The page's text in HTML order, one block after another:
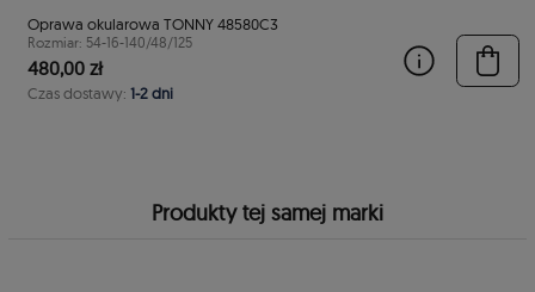
Oprawa okularowa TONNY 48580C3
Rozmiar: 54-16-140/48/125
480,00 zł
Czas dostawy: 1-2 dni
Produkty tej samej marki